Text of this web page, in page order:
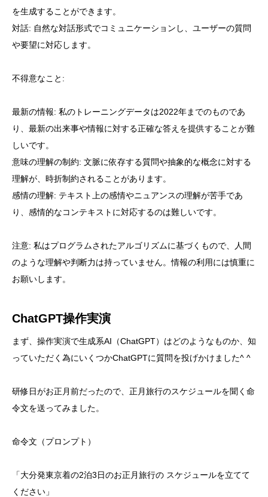
を生成することができます。
対話: 自然な対話形式でコミュニケーションし、ユーザーの質問
や要望に対応します。
不得意なこと:
最新の情報: 私のトレーニングデータは2022年までのものであ
り、最新の出来事や情報に対する正確な答えを提供することが難
しいです。
意味の理解の制約: 文脈に依存する質問や抽象的な概念に対する
理解が、時折制約されることがあります。
感情の理解: テキスト上の感情やニュアンスの理解が苦手であ
り、感情的なコンテキストに対応するのは難しいです。
注意: 私はプログラムされたアルゴリズムに基づくもので、人間
のような理解や判断力は持っていません。情報の利用には慎重に
お願いします。
ChatGPT操作実演
まず、操作実演で生成系AI（ChatGPT）はどのようなものか、知
っていただく為にいくつかChatGPTに質問を投げかけました^ ^
研修日がお正月前だったので、正月旅行のスケジュールを聞く命
令文を送ってみました。
命令文（プロンプト）
「大分発東京着の2泊3日のお正月旅行の スケジュールを立てて
ください」